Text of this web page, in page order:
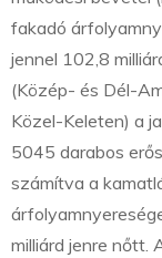
fakadó
jennel 102,8
(Közép- és Dél-
Közel-Keleten) a
5045 darabos
számítva a
milliárd jenre nőtt.